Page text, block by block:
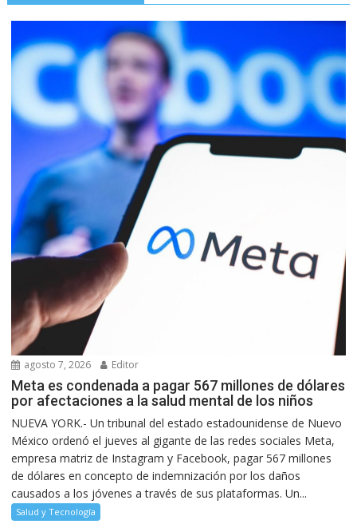
agosto 7, 2026 Editor
Meta es condenada a pagar 567 millones de dólares
por afectaciones a la salud mental de los niños
NUEVA YORK.- Un tribunal del estado estadounidense de Nuevo
México ordenó el jueves al gigante de las redes sociales Meta,
empresa matriz de Instagram y Facebook, pagar 567 millones
de dólares en concepto de indemnización por los daños
causados a los jóvenes a través de sus plataformas. Un...
Salud y Tecnología